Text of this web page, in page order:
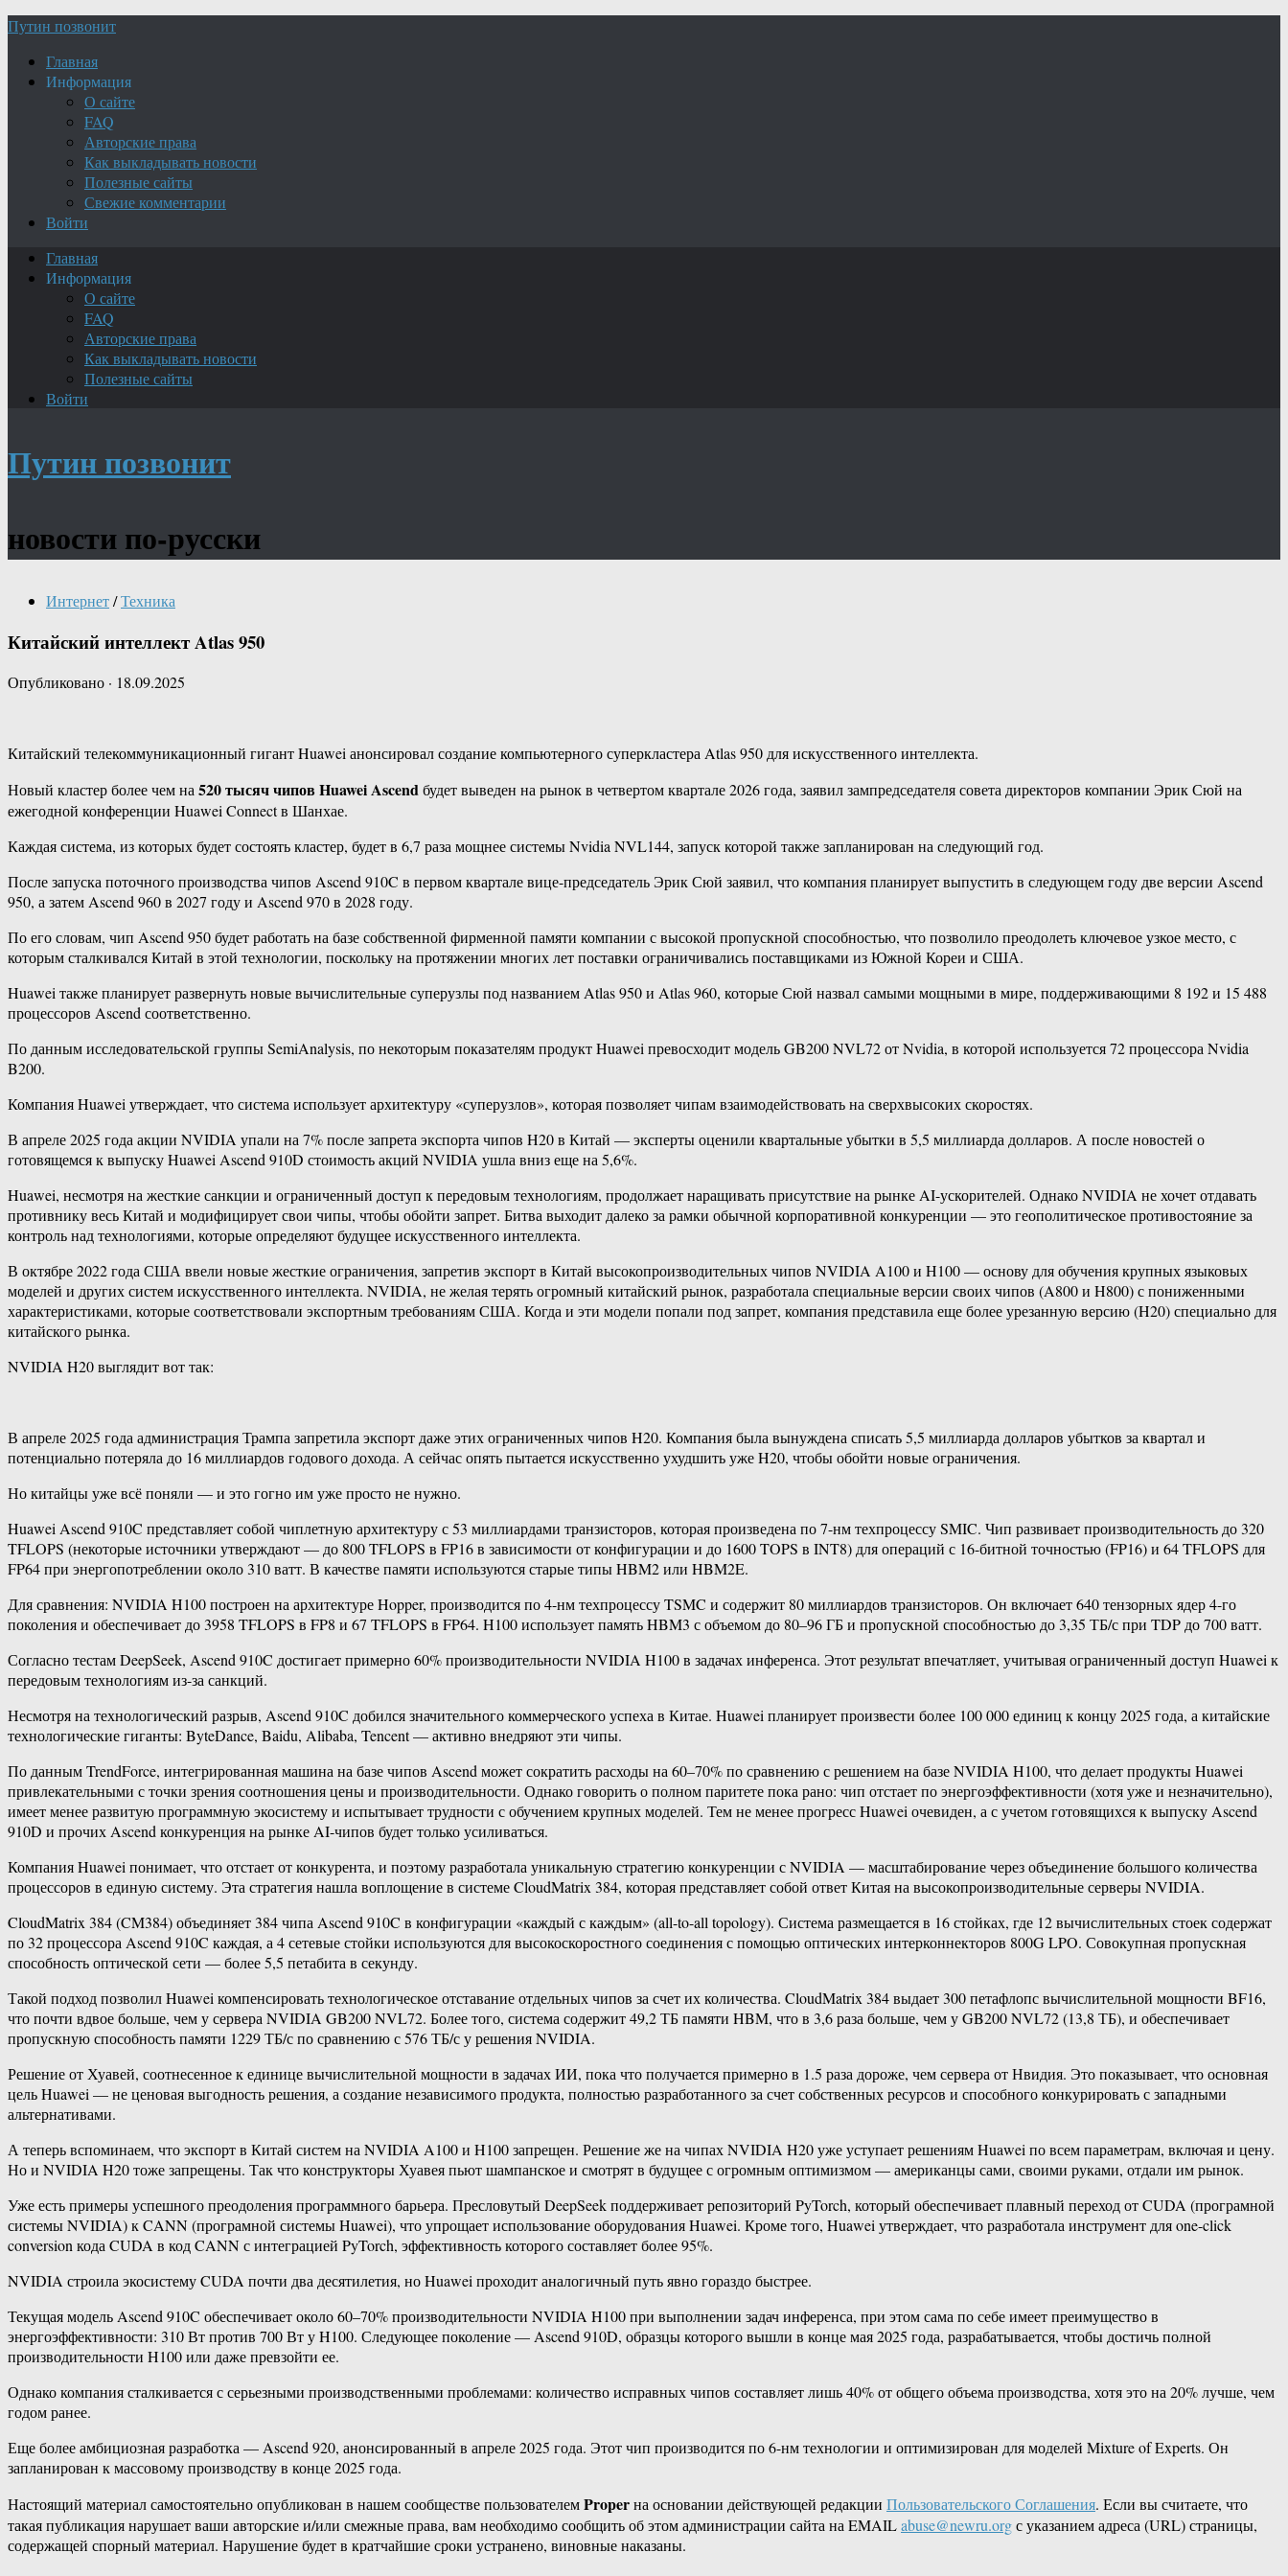
Путин позвонит
Главная
Информация
О сайте
FAQ
Авторские права
Как выкладывать новости
Полезные сайты
Свежие комментарии
Войти
Главная
Информация
О сайте
FAQ
Авторские права
Как выкладывать новости
Полезные сайты
Войти
Путин позвонит
новости по-русски
Интернет/Техника
Китайский интеллект Atlas 950
Опубликовано · 18.09.2025
Китайский телекоммуникационный гигант Huawei анонсировал создание компьютерного суперкластера Atlas 950 для искусственного интеллекта.
Новый кластер более чем на520 тысяч чипов Huawei Ascendбудет выведен на рынок в четвертом квартале 2026 года, заявил зампредседателя совета директоров компании Эрик Сюй на
ежегодной конференции Huawei Connect в Шанхае.
Каждая система, из которых будет состоять кластер, будет в 6,7 раза мощнее системы Nvidia NVL144, запуск которой также запланирован на следующий год.
После запуска поточного производства чипов Ascend 910C в первом квартале вице-председатель Эрик Сюй заявил, что компания планирует выпустить в следующем году две версии Ascend
950, а затем Ascend 960 в 2027 году и Ascend 970 в 2028 году.
По его словам, чип Ascend 950 будет работать на базе собственной фирменной памяти компании с высокой пропускной способностью, что позволило преодолеть ключевое узкое место, с
которым сталкивался Китай в этой технологии, поскольку на протяжении многих лет поставки ограничивались поставщиками из Южной Кореи и США.
Huawei также планирует развернуть новые вычислительные суперузлы под названием Atlas 950 и Atlas 960, которые Сюй назвал самыми мощными в мире, поддерживающими 8 192 и 15 488
процессоров Ascend соответственно.
По данным исследовательской группы SemiAnalysis, по некоторым показателям продукт Huawei превосходит модель GB200 NVL72 от Nvidia, в которой используется 72 процессора Nvidia
B200.
Компания Huawei утверждает, что система использует архитектуру «суперузлов», которая позволяет чипам взаимодействовать на сверхвысоких скоростях.
В апреле 2025 года акции NVIDIA упали на 7% после запрета экспорта чипов H20 в Китай — эксперты оценили квартальные убытки в 5,5 миллиарда долларов. А после новостей о
готовящемся к выпуску Huawei Ascend 910D стоимость акций NVIDIA ушла вниз еще на 5,6%.
Huawei, несмотря на жесткие санкции и ограниченный доступ к передовым технологиям, продолжает наращивать присутствие на рынке AI-ускорителей. Однако NVIDIA не хочет отдавать
противнику весь Китай и модифицирует свои чипы, чтобы обойти запрет. Битва выходит далеко за рамки обычной корпоративной конкуренции — это геополитическое противостояние за
контроль над технологиями, которые определяют будущее искусственного интеллекта.
В октябре 2022 года США ввели новые жесткие ограничения, запретив экспорт в Китай высокопроизводительных чипов NVIDIA A100 и H100 — основу для обучения крупных языковых
моделей и других систем искусственного интеллекта. NVIDIA, не желая терять огромный китайский рынок, разработала специальные версии своих чипов (A800 и H800) с пониженными
характеристиками, которые соответствовали экспортным требованиям США. Когда и эти модели попали под запрет, компания представила еще более урезанную версию (H20) специально для
китайского рынка.
NVIDIA H20 выглядит вот так:
В апреле 2025 года администрация Трампа запретила экспорт даже этих ограниченных чипов H20. Компания была вынуждена списать 5,5 миллиарда долларов убытков за квартал и
потенциально потеряла до 16 миллиардов годового дохода. А сейчас опять пытается искусственно ухудшить уже H20, чтобы обойти новые ограничения.
Но китайцы уже всё поняли — и это гогно им уже просто не нужно.
Huawei Ascend 910C представляет собой чиплетную архитектуру с 53 миллиардами транзисторов, которая произведена по 7-нм техпроцессу SMIC. Чип развивает производительность до 320
TFLOPS (некоторые источники утверждают — до 800 TFLOPS в FP16 в зависимости от конфигурации и до 1600 TOPS в INT8) для операций с 16-битной точностью (FP16) и 64 TFLOPS для
FP64 при энергопотреблении около 310 ватт. В качестве памяти используются старые типы HBM2 или HBM2E.
Для сравнения: NVIDIA H100 построен на архитектуре Hopper, производится по 4-нм техпроцессу TSMC и содержит 80 миллиардов транзисторов. Он включает 640 тензорных ядер 4-го
поколения и обеспечивает до 3958 TFLOPS в FP8 и 67 TFLOPS в FP64. H100 использует память HBM3 с объемом до 80–96 ГБ и пропускной способностью до 3,35 ТБ/с при TDP до 700 ватт.
Согласно тестам DeepSeek, Ascend 910C достигает примерно 60% производительности NVIDIA H100 в задачах инференса. Этот результат впечатляет, учитывая ограниченный доступ Huawei к
передовым технологиям из-за санкций.
Несмотря на технологический разрыв, Ascend 910C добился значительного коммерческого успеха в Китае. Huawei планирует произвести более 100 000 единиц к концу 2025 года, а китайские
технологические гиганты: ByteDance, Baidu, Alibaba, Tencent — активно внедряют эти чипы.
По данным TrendForce, интегрированная машина на базе чипов Ascend может сократить расходы на 60–70% по сравнению с решением на базе NVIDIA H100, что делает продукты Huawei
привлекательными с точки зрения соотношения цены и производительности. Однако говорить о полном паритете пока рано: чип отстает по энергоэффективности (хотя уже и незначительно),
имеет менее развитую программную экосистему и испытывает трудности с обучением крупных моделей. Тем не менее прогресс Huawei очевиден, а с учетом готовящихся к выпуску Ascend
910D и прочих Ascend конкуренция на рынке AI-чипов будет только усиливаться.
Компания Huawei понимает, что отстает от конкурента, и поэтому разработала уникальную стратегию конкуренции с NVIDIA — масштабирование через объединение большого количества
процессоров в единую систему. Эта стратегия нашла воплощение в системе CloudMatrix 384, которая представляет собой ответ Китая на высокопроизводительные серверы NVIDIA.
CloudMatrix 384 (CM384) объединяет 384 чипа Ascend 910C в конфигурации «каждый с каждым» (all-to-all topology). Система размещается в 16 стойках, где 12 вычислительных стоек содержат
по 32 процессора Ascend 910C каждая, а 4 сетевые стойки используются для высокоскоростного соединения с помощью оптических интерконнекторов 800G LPO. Совокупная пропускная
способность оптической сети — более 5,5 петабита в секунду.
Такой подход позволил Huawei компенсировать технологическое отставание отдельных чипов за счет их количества. CloudMatrix 384 выдает 300 петафлопс вычислительной мощности BF16,
что почти вдвое больше, чем у сервера NVIDIA GB200 NVL72. Более того, система содержит 49,2 ТБ памяти HBM, что в 3,6 раза больше, чем у GB200 NVL72 (13,8 ТБ), и обеспечивает
пропускную способность памяти 1229 ТБ/с по сравнению с 576 ТБ/с у решения NVIDIA.
Решение от Хуавей, соотнесенное к единице вычислительной мощности в задачах ИИ, пока что получается примерно в 1.5 раза дороже, чем сервера от Нвидия. Это показывает, что основная
цель Huawei — не ценовая выгодность решения, а создание независимого продукта, полностью разработанного за счет собственных ресурсов и способного конкурировать с западными
альтернативами.
А теперь вспоминаем, что экспорт в Китай систем на NVIDIA A100 и H100 запрещен. Решение же на чипах NVIDIA H20 уже уступает решениям Huawei по всем параметрам, включая и цену.
Но и NVIDIA H20 тоже запрещены. Так что конструкторы Хуавея пьют шампанское и смотрят в будущее с огромным оптимизмом — американцы сами, своими руками, отдали им рынок.
Уже есть примеры успешного преодоления программного барьера. Пресловутый DeepSeek поддерживает репозиторий PyTorch, который обеспечивает плавный переход от CUDA (програмной
системы NVIDIA) к CANN (програмной системы Huawei), что упрощает использование оборудования Huawei. Кроме того, Huawei утверждает, что разработала инструмент для one-click
conversion кода CUDA в код CANN с интеграцией PyTorch, эффективность которого составляет более 95%.
NVIDIA строила экосистему CUDA почти два десятилетия, но Huawei проходит аналогичный путь явно гораздо быстрее.
Текущая модель Ascend 910C обеспечивает около 60–70% производительности NVIDIA H100 при выполнении задач инференса, при этом сама по себе имеет преимущество в
энергоэффективности: 310 Вт против 700 Вт у H100. Следующее поколение — Ascend 910D, образцы которого вышли в конце мая 2025 года, разрабатывается, чтобы достичь полной
производительности H100 или даже превзойти ее.
Однако компания сталкивается с серьезными производственными проблемами: количество исправных чипов составляет лишь 40% от общего объема производства, хотя это на 20% лучше, чем
годом ранее.
Еще более амбициозная разработка — Ascend 920, анонсированный в апреле 2025 года. Этот чип производится по 6-нм технологии и оптимизирован для моделей Mixture of Experts. Он
запланирован к массовому производству в конце 2025 года.
Настоящий материал самостоятельно опубликован в нашем сообществе пользователемProperна основании действующей редакции Пользовательского Соглашения. Если вы считаете, что
такая публикация нарушает ваши авторские и/или смежные права, вам необходимо сообщить об этом администрации сайта на EMAILabuse@newru.orgс указанием адреса (URL) страницы,
содержащей спорный материал. Нарушение будет в кратчайшие сроки устранено, виновные наказаны.